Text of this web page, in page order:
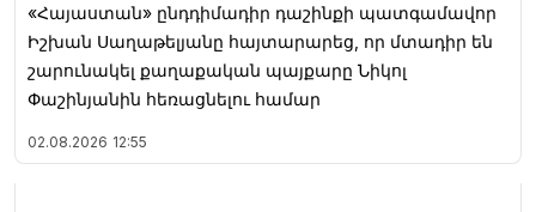
«Հայաստան» ընդդիմադիր դաշինքի պատգամավոր
Իշխան Սաղաթելյանը հայտարարեց, որ մտադիր են
շարունակել քաղաքական պայքարը Նիկոլ
Փաշինյանին հեռացնելու համար
02.08.2026 12:55